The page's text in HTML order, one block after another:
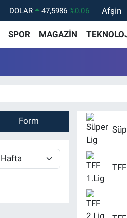
DOLAR 47,5986 %0.06
EURO
55,0700
STERLİN
64,2438 %0.21
Afşin
SPOR MAGAZİN
Form